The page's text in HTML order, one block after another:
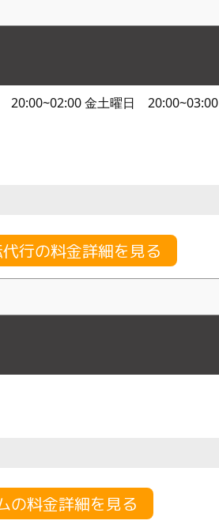
20:00~02:00 金土曜日 20:00~03:00
行の料金詳細を見る
の料金詳細を見る